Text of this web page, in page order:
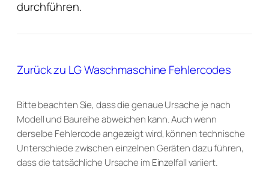
durchführen.
Zurück zu LG Waschmaschine Fehlercodes
Bitte beachten Sie, dass die genaue Ursache je nach
Modell und Baureihe abweichen kann. Auch wenn
derselbe Fehlercode angezeigt wird, können technische
Unterschiede zwischen einzelnen Geräten dazu führen,
dass die tatsächliche Ursache im Einzelfall variiert.